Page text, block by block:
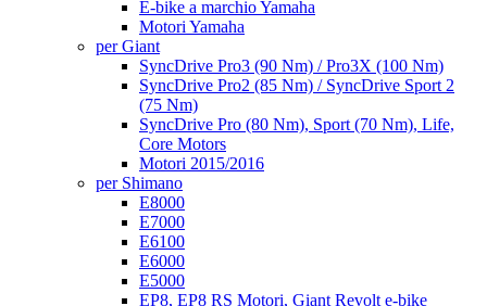
E-bike a marchio Yamaha
Motori Yamaha
per Giant
SyncDrive Pro3 (90 Nm) / Pro3X (100 Nm)
SyncDrive Pro2 (85 Nm) / SyncDrive Sport 2
(75 Nm)
SyncDrive Pro (80 Nm), Sport (70 Nm), Life,
Core Motors
Motori 2015/2016
per Shimano
E8000
E7000
E6100
E6000
E5000
EP8, EP8 RS Motori, Giant Revolt e-bike